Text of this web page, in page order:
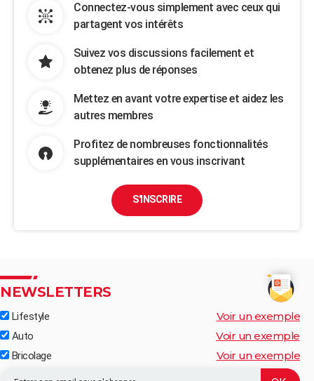
Connectez-vous simplement avec ceux qui
partagent vos intérêts
Suivez vos discussions facilement et
obtenez plus de réponses
Mettez en avant votre expertise et aidez les
autres membres
Profitez de nombreuses fonctionnalités
supplémentaires en vous inscrivant
S'INSCRIRE
NEWSLETTERS
Lifestyle Voir un exemple
Auto Voir un exemple
Bricolage Voir un exemple